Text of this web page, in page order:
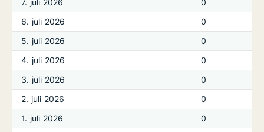
7. juli 2026
0
6. juli 2026
0
5. juli 2026
0
4. juli 2026
0
3. juli 2026
0
2. juli 2026
0
1. juli 2026
0